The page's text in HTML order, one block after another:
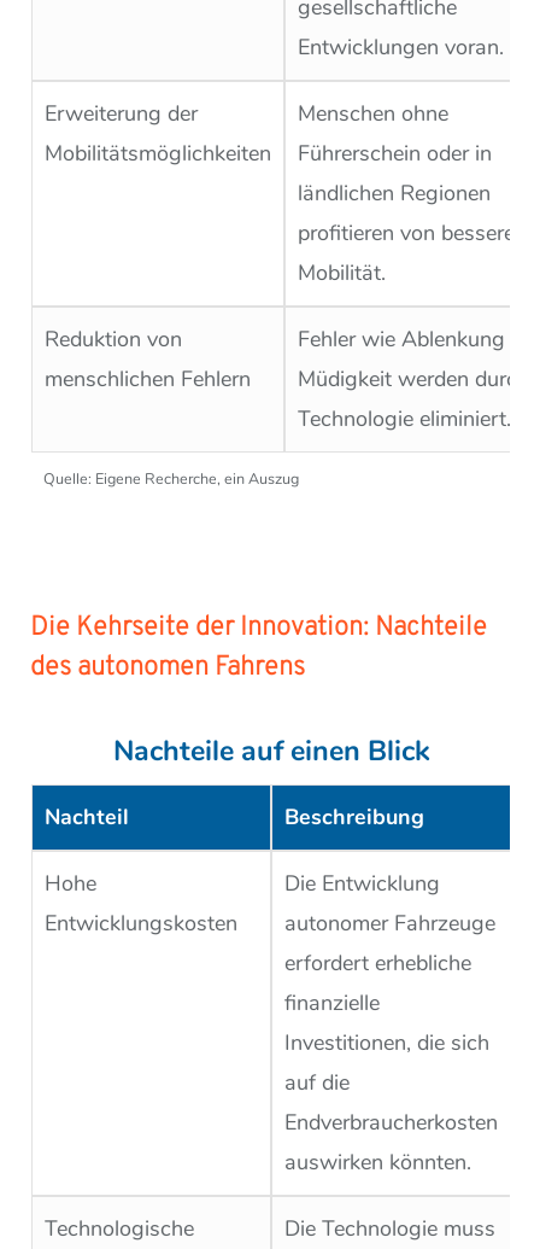
gesellschaftliche
Entwicklungen voran.
Erweiterung der
Mobilitätsmöglichkeiten
Menschen ohne
Führerschein oder in
ländlichen Regionen
profitieren von besserer
Mobilität.
Reduktion von
menschlichen Fehlern
Fehler wie Ablenkung
Müdigkeit werden durch
Technologie eliminiert.
Quelle: Eigene Recherche, ein Auszug
Die Kehrseite der Innovation: Nachteile
des autonomen Fahrens
Nachteile auf einen Blick
Nachteil Beschreibung
Hohe
Entwicklungskosten
Die Entwicklung
autonomer Fahrzeuge
erfordert erhebliche
finanzielle
Investitionen, die sich
auf die
Endverbraucherkosten
auswirken könnten.
Technologische
Die Technologie muss